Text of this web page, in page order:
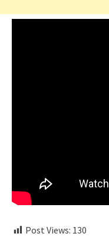
Post Views: 130